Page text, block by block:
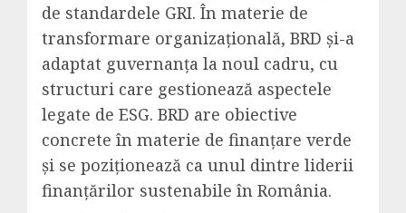
de standardele GRI. În materie de
transformare organizațională, BRD și-a
adaptat guvernanța la noul cadru, cu
structuri care gestionează aspectele
legate de ESG. BRD are obiective
concrete în materie de finanțare verde
și se poziționează ca unul dintre liderii
finanțărilor sustenabile în România.